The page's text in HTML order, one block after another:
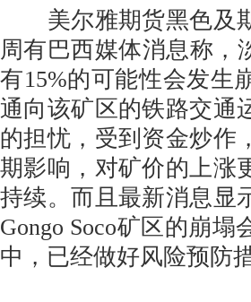
美尔雅期货黑色及期
周有巴西媒体消息称，
有15%的可能性会发生
通向该矿区的铁路交通
的担忧，受到资金炒作
期影响，对矿价的上涨
持续。而且最新消息显
Gongo Soco矿区的崩
中，已经做好风险预防